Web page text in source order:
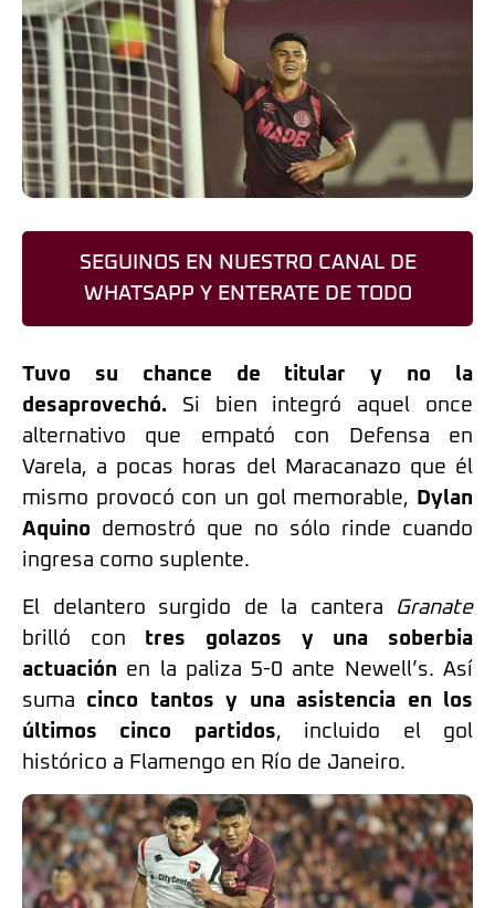
SEGUINOS EN NUESTRO CANAL DE
WHATSAPP Y ENTERATE DE TODO
Tuvo su chance de titular y no la
desaprovechó. Si bien integró aquel once
alternativo que empató con Defensa en
Varela, a pocas horas del Maracanazo que él
mismo provocó con un gol memorable,
Dylan
Aquino demostró que no sólo rinde cuando
ingresa como suplente.
El delantero surgido de la cantera
Granate
brilló con tres golazos y una soberbia
actuación en la paliza 5-0 ante Newell’s. Así
suma cinco tantos y una asistencia en los
últimos cinco partidos, incluido el gol
histórico a Flamengo en Río de Janeiro.